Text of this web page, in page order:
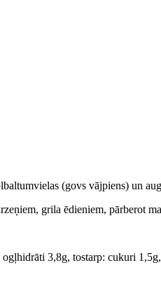
(govs vājpiens) un
grila ēdieniem, pārberot
3,8g, tostarp: cukuri